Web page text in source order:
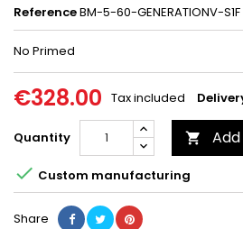
ReferenceBM-5-60-GENERATIONV-S1F
No Primed
€328.00 Tax included
Quantity 
 Custom manufacturing
Share